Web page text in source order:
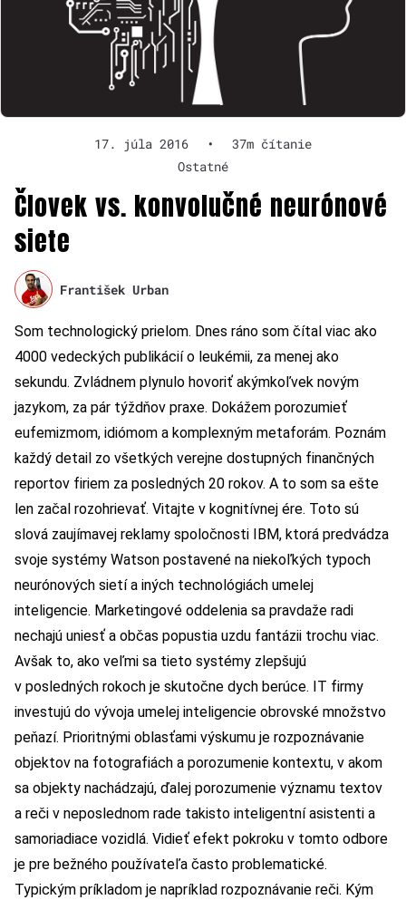
17. júla 2016 •
37m čítanie
Ostatné
Človek vs. konvolučné neurónové
siete
František Urban
Som technologický prielom. Dnes ráno som čítal viac ako
4000 vedeckých publikácií o leukémii, za menej ako
sekundu. Zvládnem plynulo hovoriť akýmkoľvek novým
jazykom, za pár týždňov praxe. Dokážem porozumieť
eufemizmom, idiómom a komplexným metaforám. Poznám
každý detail zo všetkých verejne dostupných finančných
reportov firiem za posledných 20 rokov. A to som sa ešte
len začal rozohrievať. Vitajte v kognitívnej ére. Toto sú
slová zaujímavej reklamy spoločnosti IBM, ktorá predvádza
svoje systémy Watson postavené na niekoľkých typoch
neurónových sietí a iných technológiách umelej
inteligencie. Marketingové oddelenia sa pravdaže radi
nechajú uniesť a občas popustia uzdu fantázii trochu viac.
Avšak to, ako veľmi sa tieto systémy zlepšujú
v posledných rokoch je skutočne dych berúce. IT firmy
investujú do vývoja umelej inteligencie obrovské množstvo
peňazí. Prioritnými oblasťami výskumu je rozpoznávanie
objektov na fotografiách a porozumenie kontextu, v akom
sa objekty nachádzajú, ďalej porozumenie významu textov
a reči v neposlednom rade takisto inteligentní asistenti a
samoriadiace vozidlá. Vidieť efekt pokroku v tomto odbore
je pre bežného používateľa často problematické.
Typickým príkladom je napríklad rozpoznávanie reči. Kým